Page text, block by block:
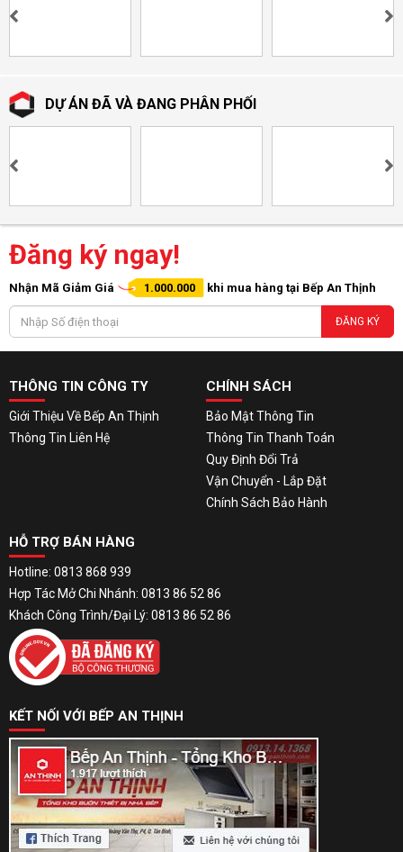
DỰ ÁN ĐÃ VÀ ĐANG PHÂN PHỐI
Đăng ký ngay!
Nhận Mã Giảm Giá 1.000.000 khi mua hàng tại Bếp An Thịnh
ĐĂNG KÝ
THÔNG TIN CÔNG TY
Giới Thiệu Về Bếp An Thịnh
Thông Tin Liên Hệ
CHÍNH SÁCH
Bảo Mật Thông Tin
Thông Tin Thanh Toán
Quy Định Đổi Trả
Vận Chuyển - Lắp Đặt
Chính Sách Bảo Hành
HỖ TRỢ BÁN HÀNG
Hotline: 0813 868 939
Hợp Tác Mở Chi Nhánh: 0813 86 52 86
Khách Công Trình/Đại Lý: 0813 86 52 86
KẾT NỐI VỚI BẾP AN THỊNH